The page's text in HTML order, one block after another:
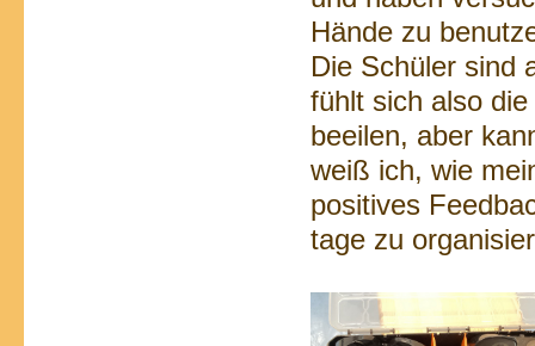
Hände zu
Die Schüler sind
fühlt sich also
beeilen, aber
weiß ich, wie
positives
tage zu